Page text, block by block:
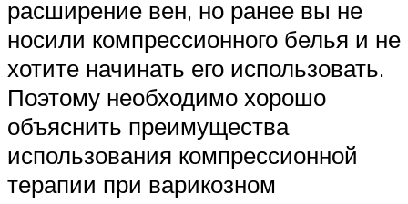
расширение вен, но ранее вы не
носили компрессионного белья и не
хотите начинать его использовать.
Поэтому необходимо хорошо
объяснить преимущества
использования компрессионной
терапии при варикозном